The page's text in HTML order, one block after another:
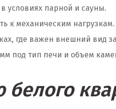
условиях парной и сауны.
к механическим нагрузкам.
где важен внешний вид
под тип печи и объем